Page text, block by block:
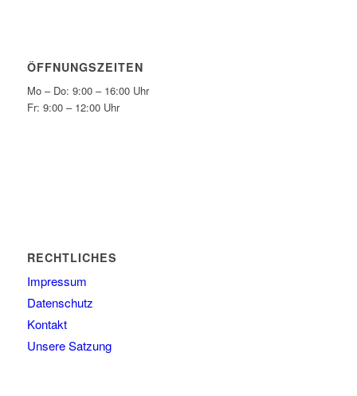
ÖFFNUNGSZEITEN
Mo – Do: 9:00 – 16:00 Uhr
Fr: 9:00 – 12:00 Uhr
RECHTLICHES
Impressum
Datenschutz
Kontakt
Unsere Satzung